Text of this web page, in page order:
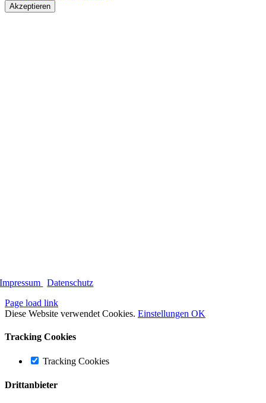
Akzeptieren
Impressum
Datenschutz
Page load link
Diese Website verwendet Cookies. Einstellungen OK
Tracking Cookies
Tracking Cookies
Drittanbieter